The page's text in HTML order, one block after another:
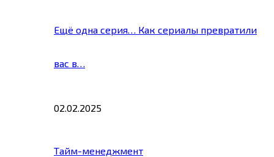
Ещё одна серия… Как сериалы превратили
вас в…
02.02.2025
Тайм-менеджмент